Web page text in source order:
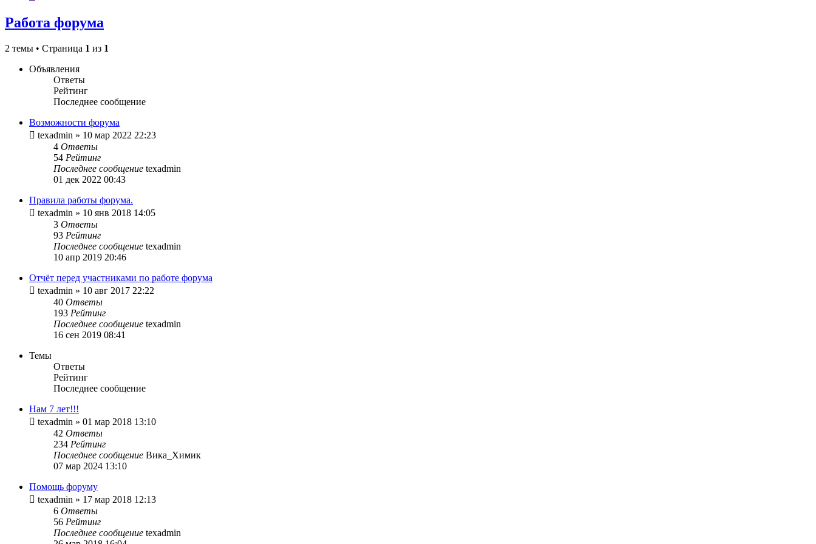
Работа форума
2 темы • Страница 1 из 1
Объявления
Ответы
Рейтинг
Последнее сообщение
Возможности форума
texadmin » 10 мар 2022 22:23
4 Ответы
54 Рейтинг
Последнее сообщение texadmin
01 дек 2022 00:43
Правила работы форума.
texadmin » 10 янв 2018 14:05
3 Ответы
93 Рейтинг
Последнее сообщение texadmin
10 апр 2019 20:46
Отчёт перед участниками по работе форума
texadmin » 10 авг 2017 22:22
40 Ответы
193 Рейтинг
Последнее сообщение texadmin
16 сен 2019 08:41
Темы
Ответы
Рейтинг
Последнее сообщение
Нам 7 лет!!!
texadmin » 01 мар 2018 13:10
42 Ответы
234 Рейтинг
Последнее сообщение Вика_Химик
07 мар 2024 13:10
Помощь форуму
texadmin » 17 мар 2018 12:13
6 Ответы
56 Рейтинг
Последнее сообщение texadmin